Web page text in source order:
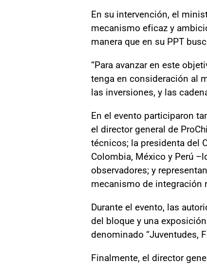
En su intervención, el
mecanismo eficaz y
manera que en su PPT
“Para avanzar en este
tenga en consideración al
las inversiones, y las
En el evento participaron
el director general de
técnicos; la presidenta del
Colombia, México y Perú
observadores; y
mecanismo de integración
Durante el evento, las
del bloque y una
denominado “Juventudes,
Finalmente, el director